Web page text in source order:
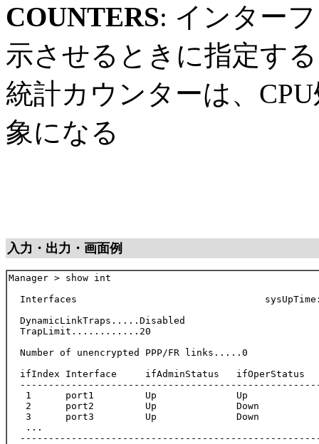
COUNTERS: インター
示させるときに指定す
統計カウンターは、
象になる
入力・出力・画面例
Manager > show int
Interfaces
  DynamicLinkTraps.....Disabled
  TrapLimit............20
  Number of unencrypted PPP/FR links.....0
ifIndex Interface     ifAdminStatus   ifOperStatus
1      port1         Up              Up
2      port2         Up              Down
3      port3         Up              Down
   ...